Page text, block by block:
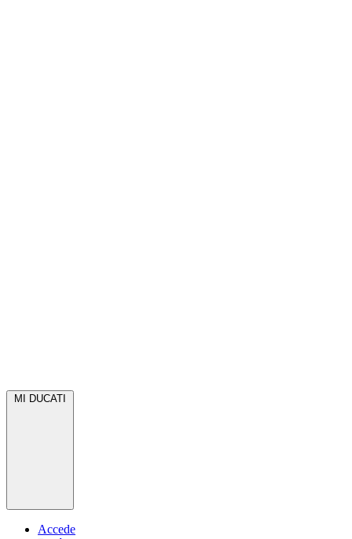
MI DUCATI
Accede